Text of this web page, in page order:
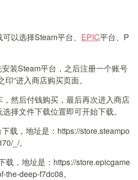
以选择Steam平台、 EPIC平台、P
装Steam平台，之后注册一个账号
”进入商店购买页面。
，然后付钱购买，最后再次进入商店
择文件下载位置即可开始下载。
载，地址是：https://store.steampo
_/。
载，地址是：https://store.epicgame
the-deep-f7dc08。